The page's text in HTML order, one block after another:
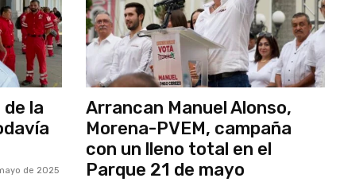
la
de 2025
Arrancan Manuel Alonso,
Morena-PVEM, campaña
con un lleno total en el
Parque 21 de mayo